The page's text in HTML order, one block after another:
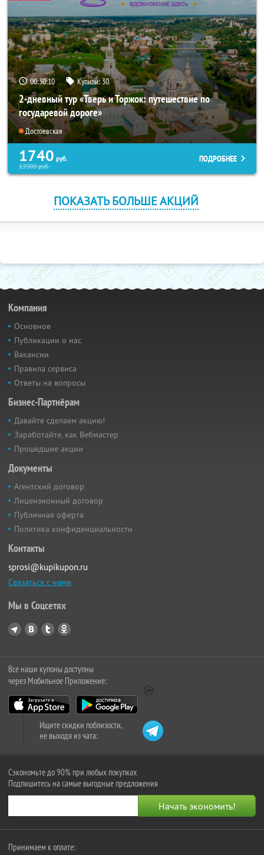
00:30:09 Купили:30
2-дневный тур «Тверь и Торжок: путешествие по
государевой дороге»
Достоевская
1740 руб.
13900руб.
ПОДРОБНЕЕ
ПОКАЗАТЬ БОЛЬШЕ АКЦИЙ
Компания
Основное
Публикации о нас
Вакансии
Правила сервиса
Ответы на вопросы
Бизнес-Партнёрам
Давайте сделаем акцию!
Заработайте, как Вебмастер
Прошедшие акции
Документы
Агентский договор
Лицензионный договор
Публичная оферта
Политика конфиденциальности
Контакты
sprosi@kupikupon.ru
Связаться с нами
Мы в Соцсетях
Все наши купоны доступны
через Мобильное Приложение:
Ищите скидки поблизости,
не выходя из чата:
Сэкономьте до 90% при любых покупках
Подпишитесь на самые выгодные предложения
Принимаем к оплате: